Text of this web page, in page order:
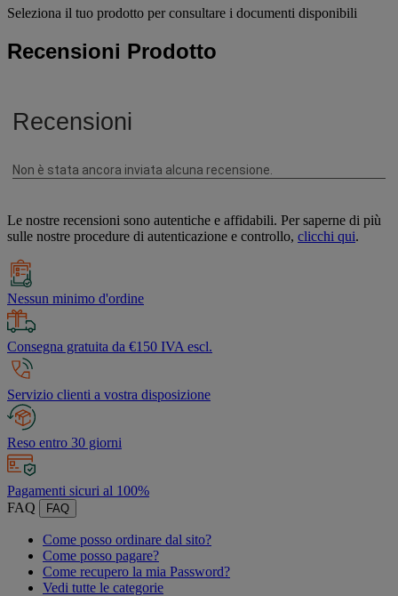
Seleziona il tuo prodotto per consultare i documenti disponibili
Recensioni Prodotto
Le nostre recensioni sono autentiche e affidabili. Per saperne di più
sulle nostre procedure di autenticazione e controllo, clicchi qui.
Nessun minimo d'ordine
Consegna gratuita da €150 IVA escl.
Servizio clienti a vostra disposizione
Reso entro 30 giorni
Pagamenti sicuri al 100%
FAQ
FAQ
Come posso ordinare dal sito?
Come posso pagare?
Come recupero la mia Password?
Vedi tutte le categorie